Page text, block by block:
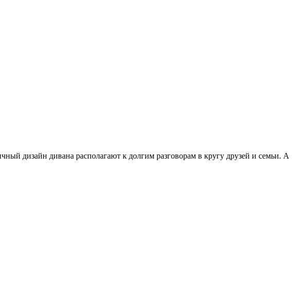
дизайн дивана располагают к долгим разговорам в кругу друзей и семьи. А